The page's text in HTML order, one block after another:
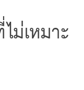
ม่เหมาะ